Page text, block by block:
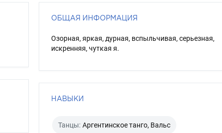
ОБЩАЯ ИНФОРМАЦИЯ
Озорная, яркая, дурная, вспыльчивая, серьезная,
искренняя, чуткая я.
НАВЫКИ
Танцы: Аргентинское танго, Вальс